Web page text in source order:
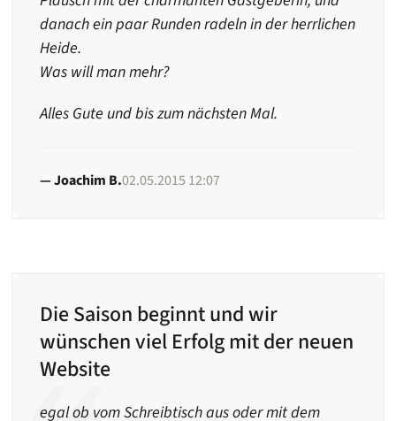
danach ein paar Runden radeln in der herrlichen
Heide.
Was will man mehr?
Alles Gute und bis zum nächsten Mal.
Joachim B.02.05.2015 12:07
Die Saison beginnt und wir
wünschen viel Erfolg mit der neuen
Website
egal ob vom Schreibtisch aus oder mit dem